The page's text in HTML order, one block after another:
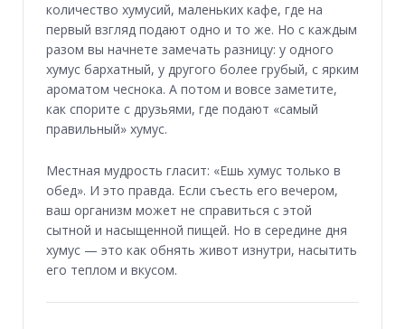
количество хумусий, маленьких кафе, где на
первый взгляд подают одно и то же. Но с каждым
разом вы начнете замечать разницу: у одного
хумус бархатный, у другого более грубый, с ярким
ароматом чеснока. А потом и вовсе заметите,
как спорите с друзьями, где подают «самый
правильный» хумус.
Местная мудрость гласит: «Ешь хумус только в
обед». И это правда. Если съесть его вечером,
ваш организм может не справиться с этой
сытной и насыщенной пищей. Но в середине дня
хумус — это как обнять живот изнутри, насытить
его теплом и вкусом.